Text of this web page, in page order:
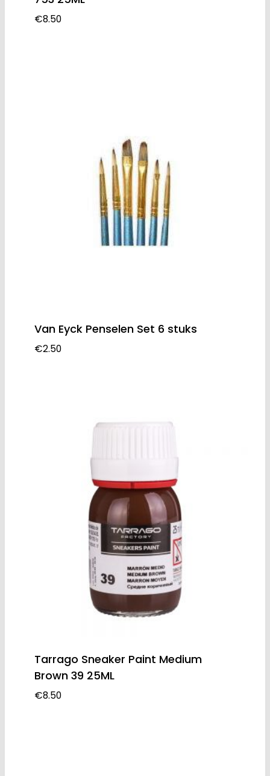
€8.50
Van Eyck Penselen Set 6 stuks
€2.50
Tarrago Sneaker Paint Medium
Brown 39 25ML
€8.50